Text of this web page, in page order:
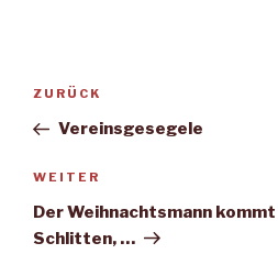
Beitragsnavigation
Vorheriger
Beitrag
ZURÜCK
Vereinsgesegele
Nächster
Beitrag
WEITER
Der Weihnachtsmann
Schlitten, …